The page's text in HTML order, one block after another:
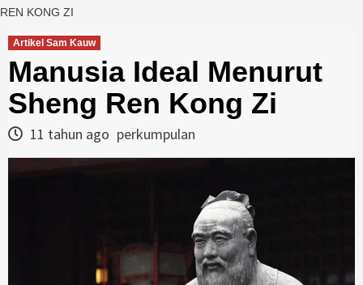
REN KONG ZI
Artikel Sam Kauw
Manusia Ideal Menurut
Sheng Ren Kong Zi
11 tahun ago perkumpulan